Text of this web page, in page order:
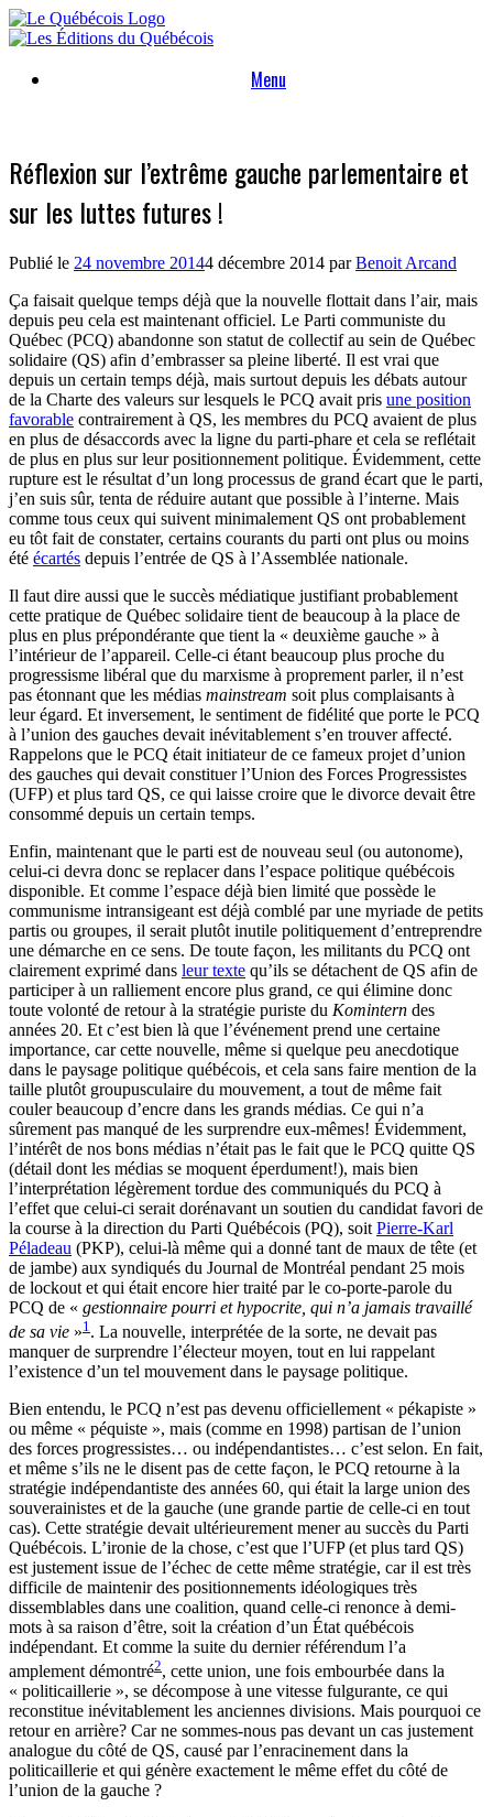
Skip
to
Menu
Réflexion sur l’extrême gauche parlementaire et
sur les luttes futures !
Publié le 24 novembre 20144 décembre 2014 parBenoit Arcand
Ça faisait quelque temps déjà que la nouvelle flottait dans l’air, mais
depuis peu cela est maintenant officiel. Le Parti communiste du
Québec (PCQ) abandonne son statut de collectif au sein de Québec
solidaire (QS) afin d’embrasser sa pleine liberté. Il est vrai que
depuis un certain temps déjà, mais surtout depuis les débats autour
de la Charte des valeurs sur lesquels le PCQ avait pris une position
favorable contrairement à QS, les membres du PCQ avaient de plus
en plus de désaccords avec la ligne du parti-phare et cela se reflétait
de plus en plus sur leur positionnement politique. Évidemment, cette
rupture est le résultat d’un long processus de grand écart que le parti,
j’en suis sûr, tenta de réduire autant que possible à l’interne. Mais
comme tous ceux qui suivent minimalement QS ont probablement
eu tôt fait de constater, certains courants du parti ont plus ou moins
été écartés depuis l’entrée de QS à l’Assemblée nationale.
Il faut dire aussi que le succès médiatique justifiant probablement
cette pratique de Québec solidaire tient de beaucoup à la place de
plus en plus prépondérante que tient la « deuxième gauche » à
l’intérieur de l’appareil. Celle-ci étant beaucoup plus proche du
progressisme libéral que du marxisme à proprement parler, il n’est
pas étonnant que les médias mainstream soit plus complaisants à
leur égard. Et inversement, le sentiment de fidélité que porte le PCQ
à l’union des gauches devait inévitablement s’en trouver affecté.
Rappelons que le PCQ était initiateur de ce fameux projet d’union
des gauches qui devait constituer l’Union des Forces Progressistes
(UFP) et plus tard QS, ce qui laisse croire que le divorce devait être
consommé depuis un certain temps.
Enfin, maintenant que le parti est de nouveau seul (ou autonome),
celui-ci devra donc se replacer dans l’espace politique québécois
disponible. Et comme l’espace déjà bien limité que possède le
communisme intransigeant est déjà comblé par une myriade de petits
partis ou groupes, il serait plutôt inutile politiquement d’entreprendre
une démarche en ce sens. De toute façon, les militants du PCQ ont
clairement exprimé dans leur texte qu’ils se détachent de QS afin de
participer à un ralliement encore plus grand, ce qui élimine donc
toute volonté de retour à la stratégie puriste du Komintern des
années 20. Et c’est bien là que l’événement prend une certaine
importance, car cette nouvelle, même si quelque peu anecdotique
dans le paysage politique québécois, et cela sans faire mention de la
taille plutôt groupusculaire du mouvement, a tout de même fait
couler beaucoup d’encre dans les grands médias. Ce qui n’a
sûrement pas manqué de les surprendre eux-mêmes! Évidemment,
l’intérêt de nos bons médias n’était pas le fait que le PCQ quitte QS
(détail dont les médias se moquent éperdument!), mais bien
l’interprétation légèrement tordue des communiqués du PCQ à
l’effet que celui-ci serait dorénavant un soutien du candidat favori de
la course à la direction du Parti Québécois (PQ), soit Pierre-Karl
Péladeau (PKP), celui-là même qui a donné tant de maux de tête (et
de jambe) aux syndiqués du Journal de Montréal pendant 25 mois
de lockout et qui était encore hier traité par le co-porte-parole du
PCQ de « gestionnaire pourri et hypocrite, qui n’a jamais travaillé
de sa vie »1 . La nouvelle, interprétée de la sorte, ne devait pas
manquer de surprendre l’électeur moyen, tout en lui rappelant
l’existence d’un tel mouvement dans le paysage politique.
Bien entendu, le PCQ n’est pas devenu officiellement « pékapiste »
ou même « péquiste », mais (comme en 1998) partisan de l’union
des forces progressistes… ou indépendantistes… c’est selon. En fait,
et même s’ils ne le disent pas de cette façon, le PCQ retourne à la
stratégie indépendantiste des années 60, qui était la large union des
souverainistes et de la gauche (une grande partie de celle-ci en tout
cas). Cette stratégie devait ultérieurement mener au succès du Parti
Québécois. L’ironie de la chose, c’est que l’UFP (et plus tard QS)
est justement issue de l’échec de cette même stratégie, car il est très
difficile de maintenir des positionnements idéologiques très
dissemblables dans une coalition, quand celle-ci renonce à demi-
mots à sa raison d’être, soit la création d’un État québécois
indépendant. Et comme la suite du dernier référendum l’a
amplement démontré2, cette union, une fois embourbée dans la
« politicaillerie », se décompose à une vitesse fulgurante, ce qui
reconstitue inévitablement les anciennes divisions. Mais pourquoi ce
retour en arrière? Car ne sommes-nous pas devant un cas justement
analogue du côté de QS, causé par l’enracinement dans la
politicaillerie et qui génère exactement le même effet du côté de
l’union de la gauche ?